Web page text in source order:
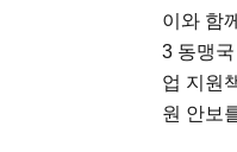
이와 함
3 동맹
업 지원
원 안보